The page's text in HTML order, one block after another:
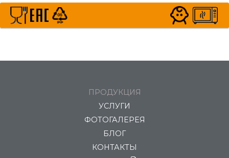
ПРОДУКЦИЯ
УСЛУГИ
ФОТОГАЛЕРЕЯ
БЛОГ
КОНТАКТЫ